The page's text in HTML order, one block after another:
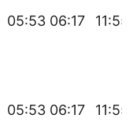
05:53 06:17 11:55
05:53 06:17 11:55